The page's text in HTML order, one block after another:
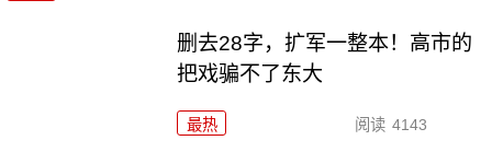
删去28字，扩军一整本！高市的
把戏骗不了东大
最热 阅读 4143